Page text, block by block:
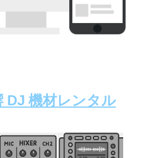
DJ 機材レンタル